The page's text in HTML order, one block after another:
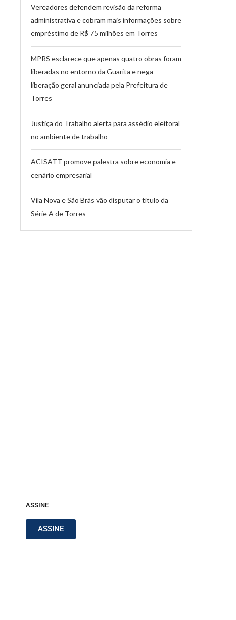
Vereadores defendem revisão da reforma
administrativa e cobram mais informações sobre
empréstimo de R$ 75 milhões em Torres
MPRS esclarece que apenas quatro obras foram
liberadas no entorno da Guarita e nega
liberação geral anunciada pela Prefeitura de
Torres
Justiça do Trabalho alerta para assédio eleitoral
no ambiente de trabalho
ACISATT promove palestra sobre economia e
cenário empresarial
Vila Nova e São Brás vão disputar o título da
Série A de Torres
ASSINE
ASSINE